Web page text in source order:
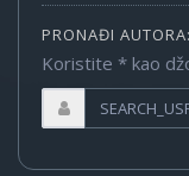
PRONAĐI AUTORA:
Koristite * kao